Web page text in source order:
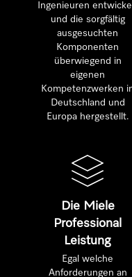
Ingenieuren
und die sorgfältig
ausgesuchten
Komponenten
überwiegend in
eigenen
Kompetenzwerken
Deutschland und
Europa hergestellt.
Die Miele
Professional
Leistung
Egal welche
Anforderungen an